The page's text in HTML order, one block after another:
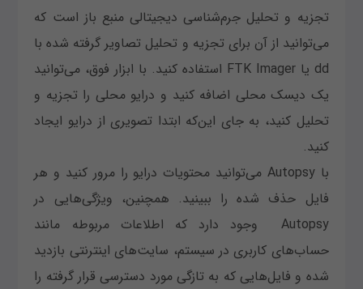
تجزیه و تحلیل جرم‌شناسی دیجیتالی منبع باز است که
می‌توانید از آن برای تجزیه و تحلیل تصاویر گرفته شده با
dd یا FTK Imager استفاده کنید. با ابزار فوق، می‌توانید
یک دیسک محلی اضافه کنید و درایو محلی را تجزیه و
تحلیل کنید، به جای این‌که ابتدا تصویری از درایو ایجاد
کنید.
با Autopsy می‌توانید محتویات درایو را مرور کنید و هر
فایل حذف شده را ببینید. همچنین، ویژگی‌هایی در
Autopsy وجود دارد که اطلاعات مربوطه مانند
حساب‌های کاربری در سیستم، سایت‌های اینترنتی بازدید
شده و فایل‌هایی که به تازگی مورد دسترسی قرار گرفته را